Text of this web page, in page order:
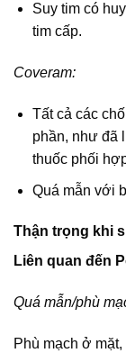
Suy tim có
tim cấp.
Coveram:
Tất cả các
phần, như đã
thuốc phối
Quá mẫn với
Thận trọng khi
Liên quan đến
Quá mẫn/phù
Phù mạch ở